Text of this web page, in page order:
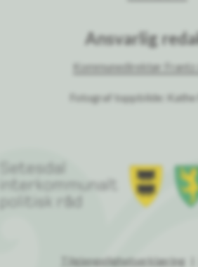
Ansvarlig
Kommunedirektør Frantz
Fotograf toppbilde:
Tilgjengelighetserklæring